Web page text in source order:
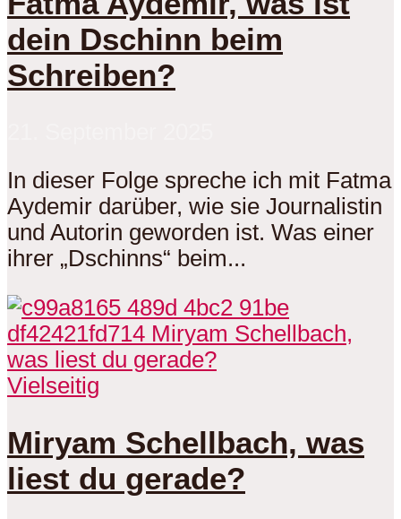
dein Dschinn beim
Schreiben?
In dieser Folge spreche ich mit Fatma
Aydemir darüber, wie sie Journalistin
und Autorin geworden ist. Was einer
ihrer „Dschinns“ beim...
Vielseitig
Miryam Schellbach, was
liest du gerade?